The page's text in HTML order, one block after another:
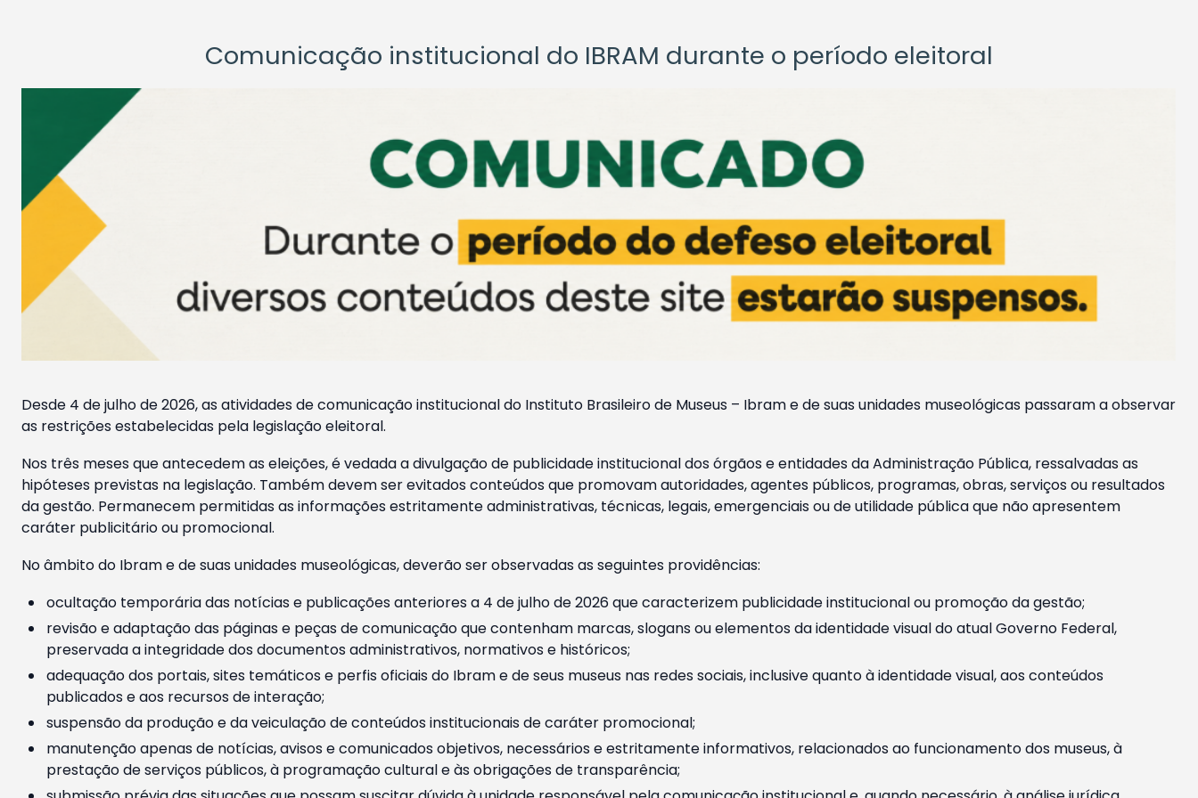
Comunicação institucional do IBRAM durante o período eleitoral
Desde 4 de julho de 2026, as atividades de comunicação institucional do Instituto Brasileiro de Museus – Ibram e de suas unidades museológicas passaram a observar
as restrições estabelecidas pela legislação eleitoral.
Nos três meses que antecedem as eleições, é vedada a divulgação de publicidade institucional dos órgãos e entidades da Administração Pública, ressalvadas as
hipóteses previstas na legislação. Também devem ser evitados conteúdos que promovam autoridades, agentes públicos, programas, obras, serviços ou resultados
da gestão. Permanecem permitidas as informações estritamente administrativas, técnicas, legais, emergenciais ou de utilidade pública que não apresentem
caráter publicitário ou promocional.
No âmbito do Ibram e de suas unidades museológicas, deverão ser observadas as seguintes providências:
ocultação temporária das notícias e publicações anteriores a 4 de julho de 2026 que caracterizem publicidade institucional ou promoção da gestão;
revisão e adaptação das páginas e peças de comunicação que contenham marcas, slogans ou elementos da identidade visual do atual Governo Federal,
preservada a integridade dos documentos administrativos, normativos e históricos;
adequação dos portais, sites temáticos e perfis oficiais do Ibram e de seus museus nas redes sociais, inclusive quanto à identidade visual, aos conteúdos
publicados e aos recursos de interação;
suspensão da produção e da veiculação de conteúdos institucionais de caráter promocional;
manutenção apenas de notícias, avisos e comunicados objetivos, necessários e estritamente informativos, relacionados ao funcionamento dos museus, à
prestação de serviços públicos, à programação cultural e às obrigações de transparência;